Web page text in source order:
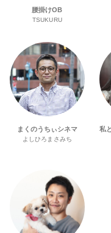
腰掛けOB
TSUKURU
まくのうちぃシネマ
よしひろまさみち
私